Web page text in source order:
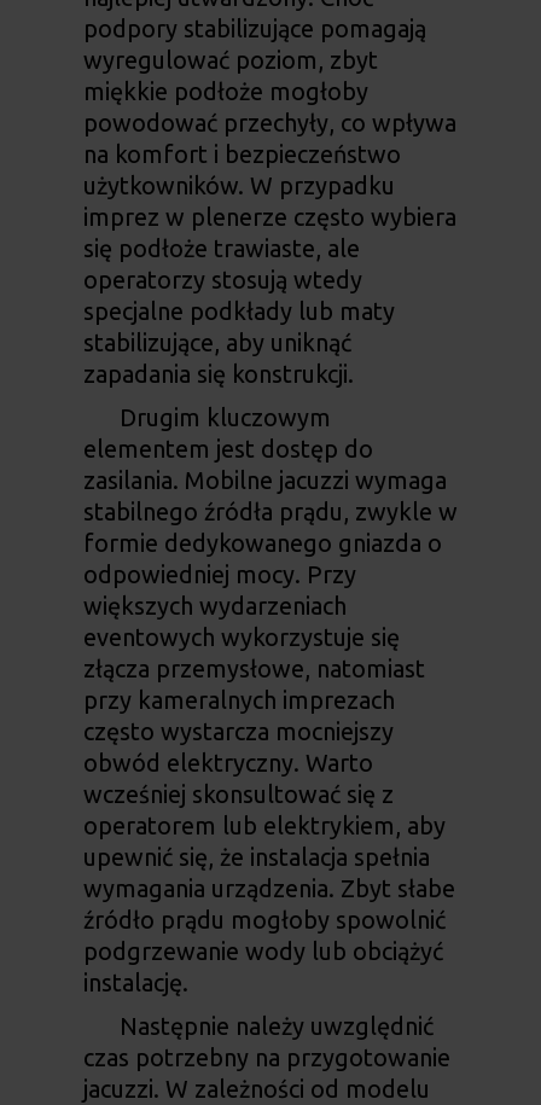
podpory stabilizujące pomagają
wyregulować poziom, zbyt
miękkie podłoże mogłoby
powodować przechyły, co wpływa
na komfort i bezpieczeństwo
użytkowników. W przypadku
imprez w plenerze często wybiera
się podłoże trawiaste, ale
operatorzy stosują wtedy
specjalne podkłady lub maty
stabilizujące, aby uniknąć
zapadania się konstrukcji.
Drugim kluczowym
elementem jest dostęp do
zasilania. Mobilne jacuzzi wymaga
stabilnego źródła prądu, zwykle w
formie dedykowanego gniazda o
odpowiedniej mocy. Przy
większych wydarzeniach
eventowych wykorzystuje się
złącza przemysłowe, natomiast
przy kameralnych imprezach
często wystarcza mocniejszy
obwód elektryczny. Warto
wcześniej skonsultować się z
operatorem lub elektrykiem, aby
upewnić się, że instalacja spełnia
wymagania urządzenia. Zbyt słabe
źródło prądu mogłoby spowolnić
podgrzewanie wody lub obciążyć
instalację.
Następnie należy uwzględnić
czas potrzebny na przygotowanie
jacuzzi. W zależności od modelu